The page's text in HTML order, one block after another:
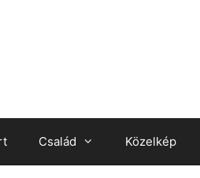
Család Közelkép